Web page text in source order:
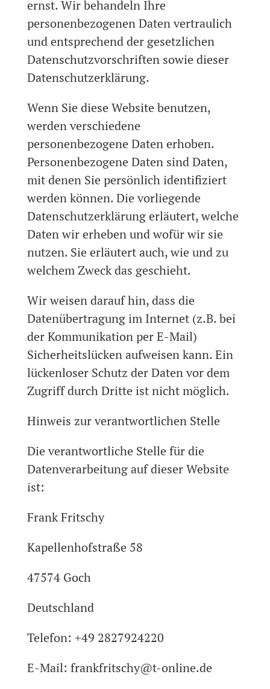
ernst. Wir behandeln Ihre
personenbezogenen Daten vertraulich
und entsprechend der gesetzlichen
Datenschutzvorschriften sowie dieser
Datenschutzerklärung.
Wenn Sie diese Website benutzen,
werden verschiedene
personenbezogene Daten erhoben.
Personenbezogene Daten sind Daten,
mit denen Sie persönlich identifiziert
werden können. Die vorliegende
Datenschutzerklärung erläutert, welche
Daten wir erheben und wofür wir sie
nutzen. Sie erläutert auch, wie und zu
welchem Zweck das geschieht.
Wir weisen darauf hin, dass die
Datenübertragung im Internet (z.B. bei
der Kommunikation per E-Mail)
Sicherheitslücken aufweisen kann. Ein
lückenloser Schutz der Daten vor dem
Zugriff durch Dritte ist nicht möglich.
Hinweis zur verantwortlichen Stelle
Die verantwortliche Stelle für die
Datenverarbeitung auf dieser Website
ist:
Frank Fritschy
Kapellenhofstraße 58
47574 Goch
Deutschland
Telefon: +49 2827924220
E-Mail: frankfritschy@t-online.de